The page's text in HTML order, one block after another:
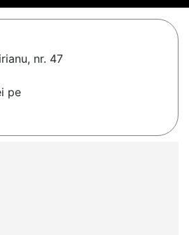
nr. 47
pe